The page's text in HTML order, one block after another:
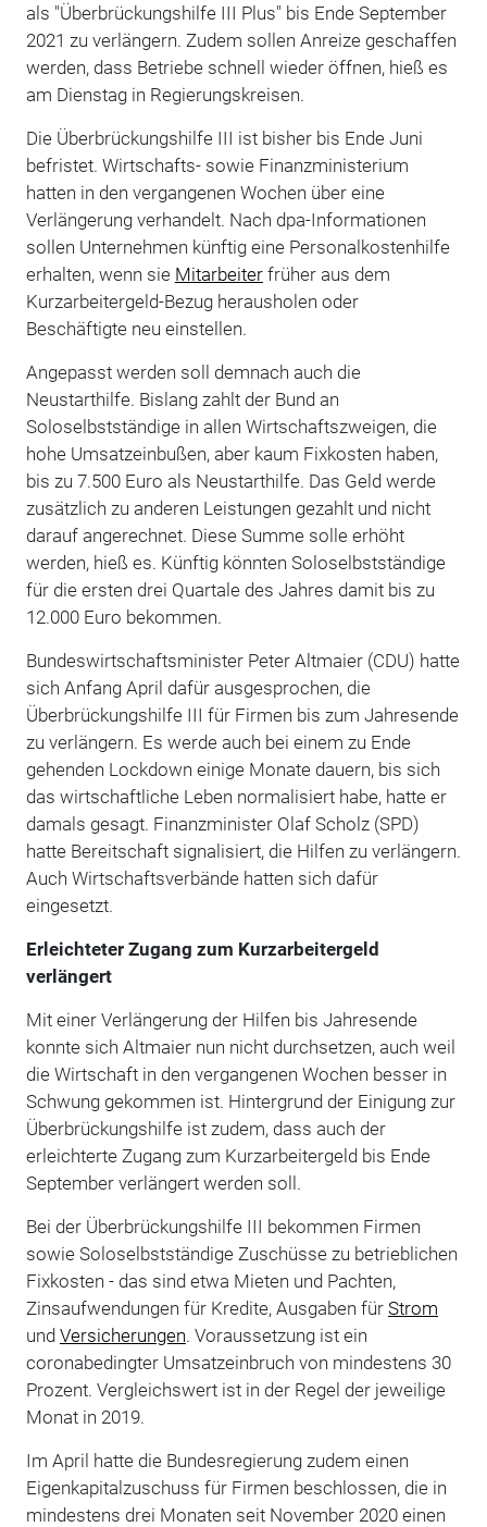
als "Überbrückungshilfe III Plus" bis Ende September
2021 zu verlängern. Zudem sollen Anreize geschaffen
werden, dass Betriebe schnell wieder öffnen, hieß es
am Dienstag in Regierungskreisen.
Die Überbrückungshilfe III ist bisher bis Ende Juni
befristet. Wirtschafts- sowie Finanzministerium
hatten in den vergangenen Wochen über eine
Verlängerung verhandelt. Nach dpa-Informationen
sollen Unternehmen künftig eine Personalkostenhilfe
erhalten, wenn sie Mitarbeiterfrüher aus dem
Kurzarbeitergeld-Bezug herausholen oder
Beschäftigte neu einstellen.
Angepasst werden soll demnach auch die
Neustarthilfe. Bislang zahlt der Bund an
Soloselbstständige in allen Wirtschaftszweigen, die
hohe Umsatzeinbußen, aber kaum Fixkosten haben,
bis zu 7.500 Euro als Neustarthilfe. Das Geld werde
zusätzlich zu anderen Leistungen gezahlt und nicht
darauf angerechnet. Diese Summe solle erhöht
werden, hieß es. Künftig könnten Soloselbstständige
für die ersten drei Quartale des Jahres damit bis zu
12.000 Euro bekommen.
Bundeswirtschaftsminister Peter Altmaier (CDU) hatte
sich Anfang April dafür ausgesprochen, die
Überbrückungshilfe III für Firmen bis zum Jahresende
zu verlängern. Es werde auch bei einem zu Ende
gehenden Lockdown einige Monate dauern, bis sich
das wirtschaftliche Leben normalisiert habe, hatte er
damals gesagt. Finanzminister Olaf Scholz (SPD)
hatte Bereitschaft signalisiert, die Hilfen zu verlängern.
Auch Wirtschaftsverbände hatten sich dafür
eingesetzt.
Erleichteter Zugang zum Kurzarbeitergeld
verlängert
Mit einer Verlängerung der Hilfen bis Jahresende
konnte sich Altmaier nun nicht durchsetzen, auch weil
die Wirtschaft in den vergangenen Wochen besser in
Schwung gekommen ist. Hintergrund der Einigung zur
Überbrückungshilfe ist zudem, dass auch der
erleichterte Zugang zum Kurzarbeitergeld bis Ende
September verlängert werden soll.
Bei der Überbrückungshilfe III bekommen Firmen
sowie Soloselbstständige Zuschüsse zu betrieblichen
Fixkosten - das sind etwa Mieten und Pachten,
Zinsaufwendungen für Kredite, Ausgaben für Strom
und Versicherungen. Voraussetzung ist ein
coronabedingter Umsatzeinbruch von mindestens 30
Prozent. Vergleichswert ist in der Regel der jeweilige
Monat in 2019.
Im April hatte die Bundesregierung zudem einen
Eigenkapitalzuschuss für Firmen beschlossen, die in
mindestens drei Monaten seit November 2020 einen